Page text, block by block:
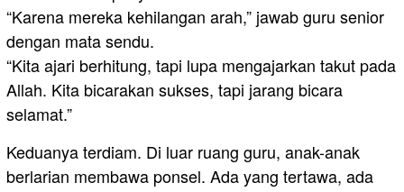
“Karena mereka kehilangan arah,” jawab guru senior
dengan mata sendu.
“Kita ajari berhitung, tapi lupa mengajarkan takut pada
Allah. Kita bicarakan sukses, tapi jarang bicara
selamat.”
Keduanya terdiam. Di luar ruang guru, anak-anak
berlarian membawa ponsel. Ada yang tertawa, ada